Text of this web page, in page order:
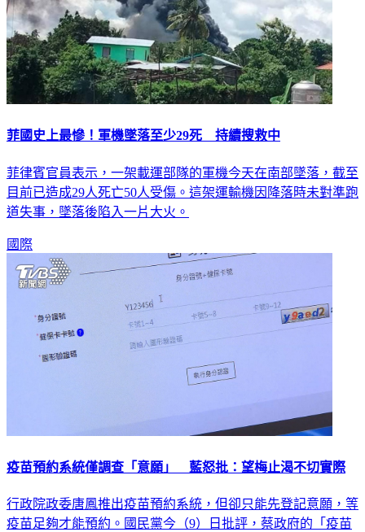
菲國史上最慘！軍機墜落至少29死 持續搜救中
菲律賓官員表示，一架載運部隊的軍機今天在南部墜落，截至
目前已造成29人死亡50人受傷。這架運輸機因降落時未對準跑
道失事，墜落後陷入一片大火。
國際
疫苗預約系統僅調查「意願」 藍怒批：望梅止渴不切實際
行政院政委唐鳳推出疫苗預約系統，但卻只能先登記意願，等
疫苗足夠才能預約。國民黨今（9）日批評，蔡政府的「疫苗